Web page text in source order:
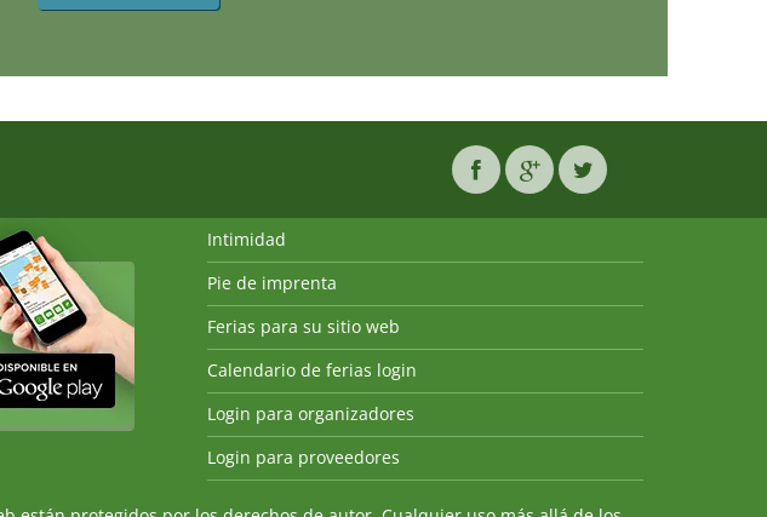
Intimidad
Pie de imprenta
Ferias para su sitio web
Calendario de ferias login
Login para organizadores
Login para proveedores